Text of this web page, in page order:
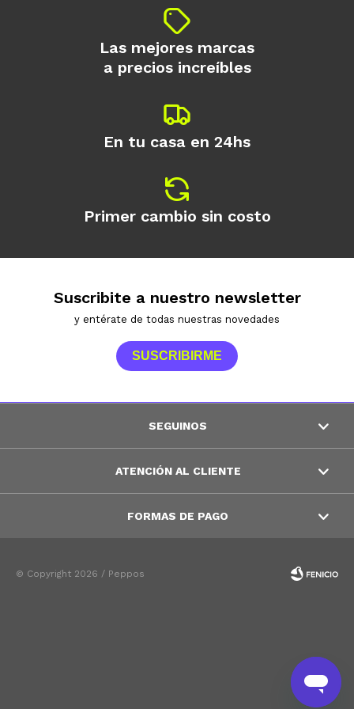
Las mejores marcas
a precios increíbles
En tu casa en 24hs
Primer cambio sin costo
Suscribite a nuestro newsletter
y entérate de todas nuestras novedades
SUSCRIBIRME
SEGUINOS
ATENCIÓN AL CLIENTE
FORMAS DE PAGO
© Copyright 2026 / Peppos
Fenicio